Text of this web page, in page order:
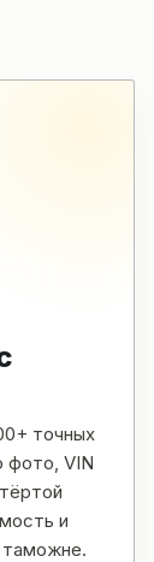
точных
фото, VIN
и
таможне.